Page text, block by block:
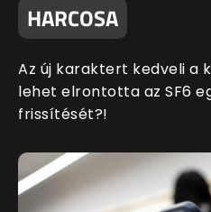
HARCOSA
Az új karaktert kedveli a
lehet elrontotta az SF6
frissítését?!